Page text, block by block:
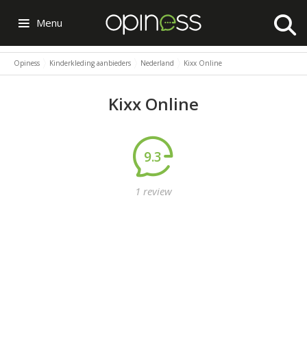
Menu
Opiness Kinderkleding aanbieders Nederland Kixx Online
Kixx Online
9.3
1 review